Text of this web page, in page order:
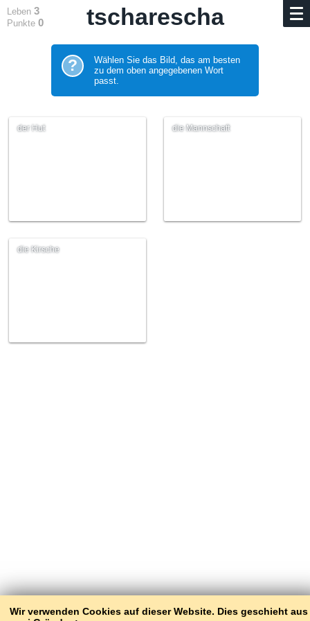
Wir verwenden Cookies auf dieser Website. Dies geschieht aus
Leben 3
Punkte 0 tscharescha
?
Wählen Sie das Bild, das am besten
zu dem oben angegebenen Wort
passt.
der Hut die Mannschaft
die Kirsche